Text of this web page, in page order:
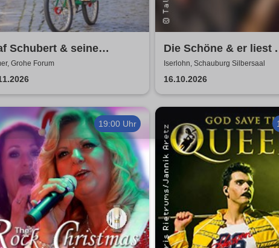
Schubert & seine
- Jetzt oder now!
Grohe Forum
Die Schöne & er liest .
Iserlohn, Schauburg Silbersaal
16.10.2026
19:00 Uhr